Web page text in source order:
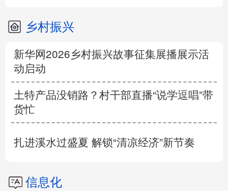
乡村振兴
新华网2026乡村振兴故事征集展播展示活
动启动
土特产品没销路？村干部直播“说学逗唱”带
货忙
扎进溪水过盛夏 解锁“清凉经济”新节奏
信息化